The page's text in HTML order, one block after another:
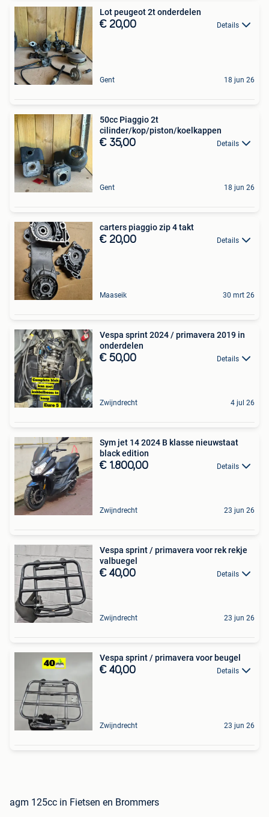
Lot peugeot 2t onderdelen
€ 20,00 Details
Gent 18 jun 26
50cc Piaggio 2t
cilinder/kop/piston/koelkappen
€ 35,00 Details
Gent 18 jun 26
carters piaggio zip 4 takt
€ 20,00 Details
Maaseik 30 mrt 26
Vespa sprint 2024 / primavera 2019 in
onderdelen
€ 50,00 Details
Zwijndrecht 4 jul 26
Sym jet 14 2024 B klasse nieuwstaat
black edition
€ 1.800,00 Details
Zwijndrecht 23 jun 26
Vespa sprint / primavera voor rek rekje
valbuegel
€ 40,00 Details
Zwijndrecht 23 jun 26
Vespa sprint / primavera voor beugel
€ 40,00 Details
Zwijndrecht 23 jun 26
agm 125cc in Fietsen en Brommers